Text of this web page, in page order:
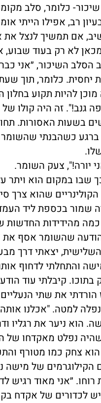
כלומר, סלב
רב, אפילו הייתי
אם תמשיך לנצל את
לא רק בעוד
הסלב השיכור, ״אני
יחסית. כלומר, תוך
מוכן להיות תקוע
גנב!". זה היה קולו
בשעות האסורות.
ברגע כשהבנתי
יורה!", צעק השומר.
שבו במקום הוא ויתר
שהוא צרך
שמור בכספת ליד
מהידידות החדשות
שהשומר אסף
יצאתי דרך
והתחלתי לדחוף
בתוכו. קיבלתי
את שתי
למטה. "אכלנו
הוא ניער את
נפלט מאקדחו של
צחק כמו מטורף
של מישה
״אני מאוד רגיש
אקדח בקוטר 9 מ״מ של שומרים זקנים״,